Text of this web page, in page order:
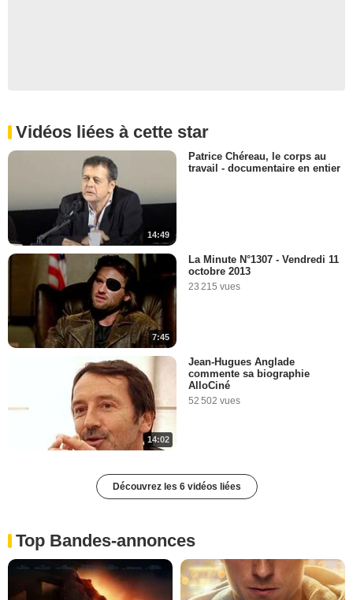
Vidéos liées à cette star
14:49
Patrice Chéreau, le corps au
travail - documentaire en entier
7:45
La Minute N°1307 - Vendredi 11
octobre 2013
23 215 vues
14:02
Jean-Hugues Anglade
commente sa biographie
AlloCiné
52 502 vues
Découvrez les 6 vidéos liées
Top Bandes-annonces